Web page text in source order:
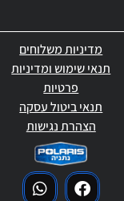
מדיניות משלוחים
תנאי שימוש ומדיניות
פרטיות
תנאי ביטול עסקה
הצהרת נגישות